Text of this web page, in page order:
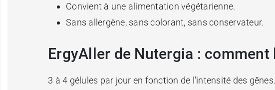
Convient à une alimentation végétarienne.
Sans allergène, sans colorant, sans conservateur.
ErgyAller de Nutergia : comment
3 à 4 gélules par jour en fonction de l'intensité des gênes.